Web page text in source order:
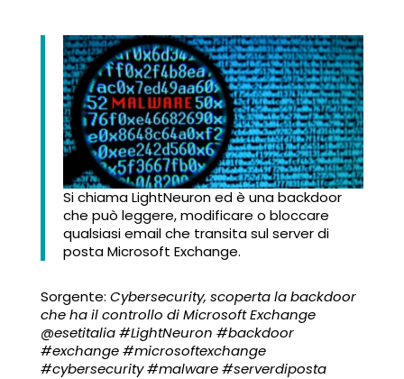
Si chiama LightNeuron ed è una backdoor
che può leggere, modificare o bloccare
qualsiasi email che transita sul server di
posta Microsoft Exchange.
Sorgente: Cybersecurity, scoperta la backdoor
che ha il controllo di Microsoft Exchange
@esetitalia #LightNeuron #backdoor
#exchange #microsoftexchange
#cybersecurity #malware #serverdiposta